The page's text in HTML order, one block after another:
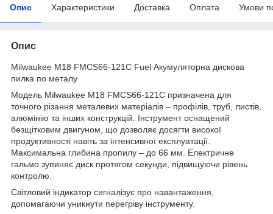
Опис Характеристики Доставка Оплата Умови
Опис
Milwaukee M18 FMCS66-121C Fuel Акумуляторна дискова
пилка по металу
Модель Milwaukee M18 FMCS66-121C призначена для
точного різання металевих матеріалів – профілів, труб, листів,
алюмінію та інших конструкцій. Інструмент оснащений
безщітковим двигуном, що дозволяє досягти високої
продуктивності навіть за інтенсивної експлуатації.
Максимальна глибина пропилу – до 66 мм. Електричне
гальмо зупиняє диск протягом секунди, підвищуючи рівень
контролю.
Світловий індикатор сигналізує про навантаження,
допомагаючи уникнути перегріву інструменту.